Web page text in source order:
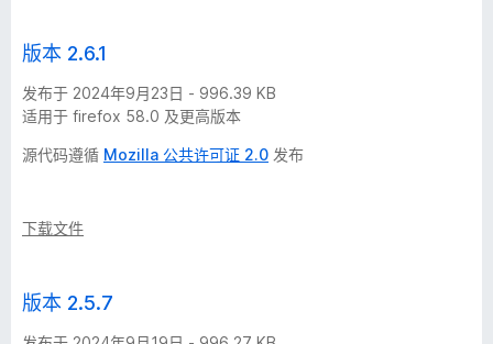
e
r
本
历
版本 2.6.1
发布于 2024年9月23日 - 996.39 KB
适用于 firefox 58.0 及更高版本
源代码遵循 Mozilla 公共许可证 2.0 发布
下载文件
版本 2.5.7